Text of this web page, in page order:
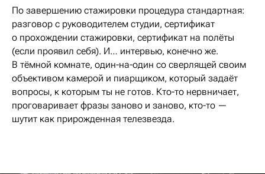
По завершению стажировки процедура стандартная:
разговор с руководителем студии, сертификат
о прохождении стажировки, сертификат на полёты
(если проявил себя). И… интервью, конечно же.
В тёмной комнате, один-на-один со сверлящей своим
объективом камерой и пиарщиком, который задаёт
вопросы, к которым ты не готов. Кто-то нервничает,
проговаривает фразы заново и заново, кто-то —
шутит как прирожденная телезвезда.